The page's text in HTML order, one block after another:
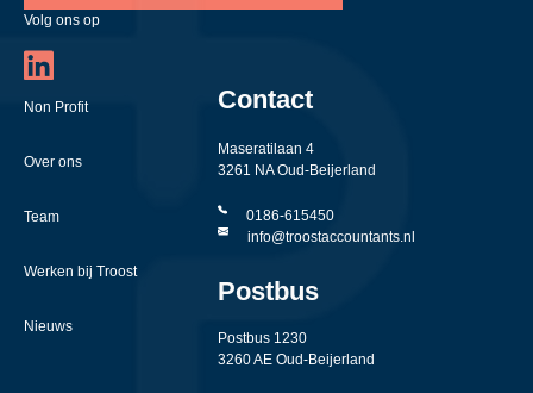
Volg ons op
Non Profit
Over ons
Team
Werken bij Troost
Nieuws
Contact
Maseratilaan 4
3261 NA Oud-Beijerland
0186-615450
info@troostaccountants.nl
Postbus
Postbus 1230
3260 AE Oud-Beijerland